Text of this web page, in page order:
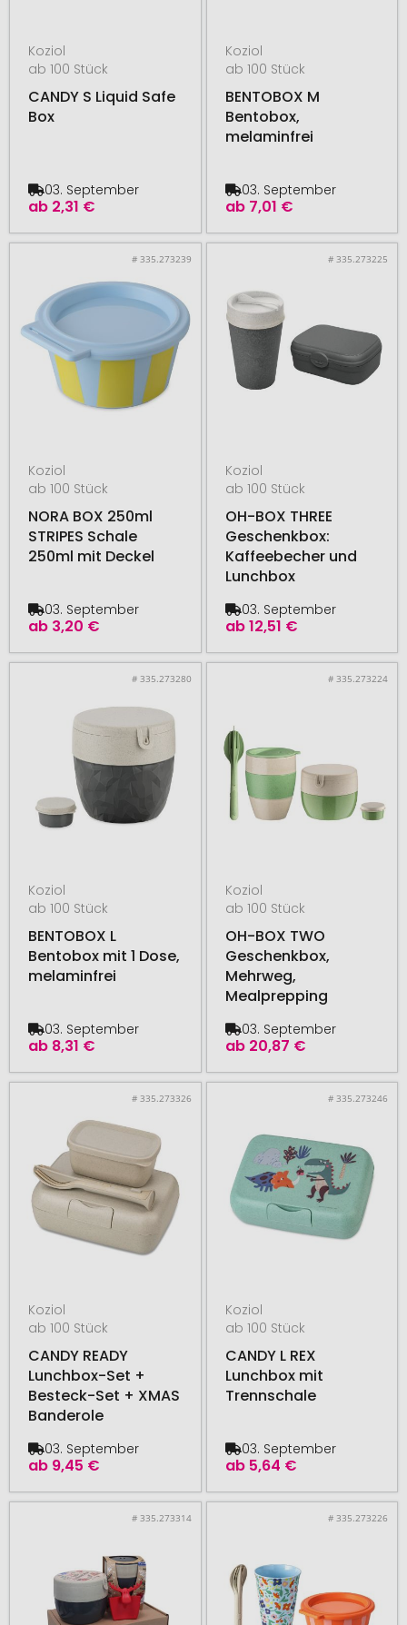
Koziol
ab 100 Stück
CANDY S Liquid Safe
Box
ab 2,31 €
03. September
Koziol
ab 100 Stück
BENTOBOX M
Bentobox,
melaminfrei
ab 7,01 €
03. September
# 335.273239
Koziol
ab 100 Stück
NORA BOX 250ml
STRIPES Schale
250ml mit Deckel
ab 3,20 €
03. September
# 335.273225
Koziol
ab 100 Stück
OH-BOX THREE
Geschenkbox:
Kaffeebecher und
Lunchbox
ab12,51 €
03. September
# 335.273280
Koziol
ab 100 Stück
BENTOBOX L
Bentobox mit 1 Dose,
melaminfrei
ab 8,31 €
03. September
# 335.273224
Koziol
ab 100 Stück
OH-BOX TWO
Geschenkbox,
Mehrweg,
Mealprepping
ab 20,87 €
03. September
# 335.273326
Koziol
ab 100 Stück
CANDY READY
Lunchbox-Set +
Besteck-Set + XMAS
Banderole
ab 9,45 €
03. September
# 335.273246
Koziol
ab 100 Stück
CANDY L REX
Lunchbox mit
Trennschale
ab 5,64 €
03. September
# 335.273314 # 335.273226